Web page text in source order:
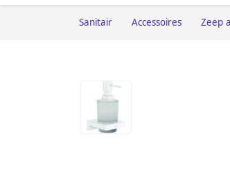
Sanitair Accessoires Zeep